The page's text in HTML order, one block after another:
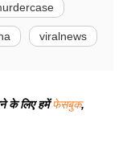
viralnews
के लिए हमेंफेसबुक,